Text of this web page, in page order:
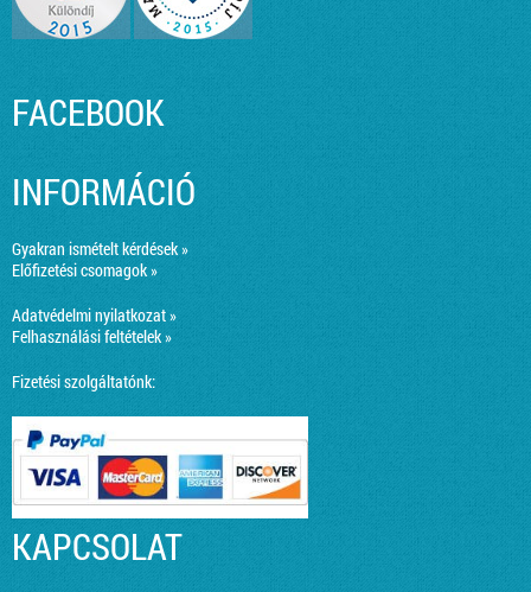
FACEBOOK
INFORMÁCIÓ
Gyakran ismételt kérdések »
Előfizetési csomagok »
Adatvédelmi nyilatkozat »
Felhasználási feltételek »
Fizetési szolgáltatónk:
KAPCSOLAT